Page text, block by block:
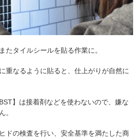
たタイルシールを貼る作業に。
重なるように貼ると、仕上がりが自然に
】は接着剤などを使わないので、嫌な
。
ドの検査を行い、安全基準を満たした商